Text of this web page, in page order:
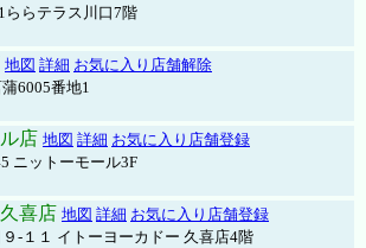
ららテラス川口7階
地図 詳細 お気に入り店舗解除
6005番地1
店 地図 詳細 お気に入り店舗登録
ニットーモール3F
喜店 地図 詳細 お気に入り店舗登録
-１１ イトーヨーカドー 久喜店4階